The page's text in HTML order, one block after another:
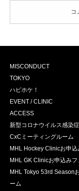
コ
MISCONDUCT
TOKYO
ハピホケ！
EVENT / CLINIC
ACCESS
新型コロナウイルス感染
CxCミーティングルーム
MHL Hockey Clinicお申込
MHL GK Clinicお申込みフ
MHL Tokyo 53rd Season
ーム